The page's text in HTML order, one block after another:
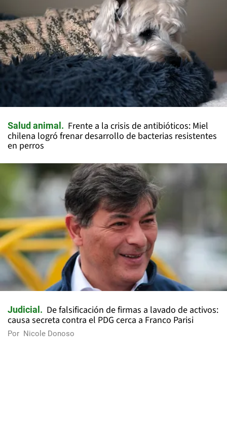
Salud animal
Frente a la crisis de antibióticos: Miel
chilena logró frenar desarrollo de bacterias resistentes
en perros
Judicial
De falsificación de firmas a lavado de activos:
causa secreta contra el PDG cerca a Franco Parisi
Por Nicole Donoso